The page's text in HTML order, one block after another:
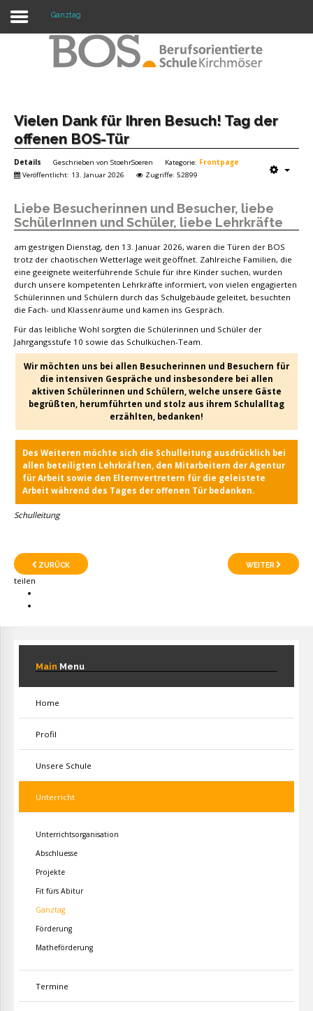
Warning: "continue" targeting switch is equivalent
Home
Profil
Unsere Schule
Unterricht
Termine
Mitwirkung
Kontakt
Ganztag
Vielen Dank für Ihren Besuch! Tag der
offenen BOS-Tür
Details Geschrieben von StoehrSoeren Kategorie: Frontpage
Veröffentlicht: 13. Januar 2026
Zugriffe: 52899
Liebe Besucherinnen und Besucher, liebe
SchülerInnen und Schüler, liebe Lehrkräfte
am gestrigen Dienstag, den 13. Januar 2026, waren die Türen der BOS
trotz der chaotischen Wetterlage weit geöffnet. Zahlreiche Familien, die
eine geeignete weiterführende Schule für ihre Kinder suchen, wurden
durch unsere kompetenten Lehrkräfte informiert, von vielen engagierten
Schülerinnen und Schülern durch das Schulgebäude geleitet, besuchten
die Fach- und Klassenräume und kamen ins Gespräch.
Für das leibliche Wohl sorgten die Schülerinnen und Schüler der
Jahrgangsstufe 10 sowie das Schulküchen-Team.
Wir möchten uns bei allen Besucherinnen und Besuchern für
die intensiven Gespräche und insbesondere bei allen
aktiven Schülerinnen und Schülern, welche unsere Gäste
begrüßten, herumführten und stolz aus ihrem Schulalltag
erzählten, bedanken!
Des Weiteren möchte sich die Schulleitung ausdrücklich bei
allen beteiligten Lehrkräften, den Mitarbeitern der Agentur
für Arbeit sowie den Elternvertretern für die geleistete
Arbeit während des Tages der offenen Tür bedanken.
Schulleitung
ZURÜCK WEITER
teilen
Main Menu
Home
Profil
Unsere Schule
Unterricht
Unterrichtsorganisation
Abschluesse
Projekte
Fit fürs Abitur
Ganztag
Förderung
Matheförderung
Termine